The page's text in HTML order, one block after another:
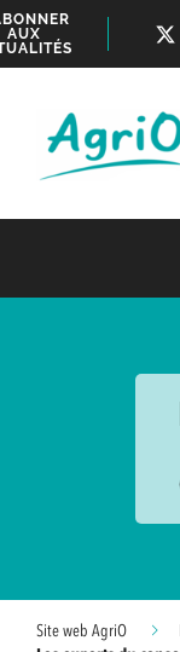
AUX
Site web AgriO